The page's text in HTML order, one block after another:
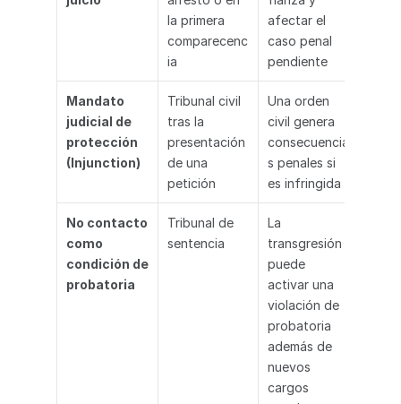
la primera
comparecenc
ia
afectar el
caso penal
pendiente
Mandato
judicial de
protección
(Injunction)
Tribunal civil
tras la
presentación
de una
petición
Una orden
civil genera
consecuencia
s penales si
es infringida
No contacto
como
condición de
probatoria
Tribunal de
sentencia
La
transgresión
puede
activar una
violación de
probatoria
además de
nuevos
cargos